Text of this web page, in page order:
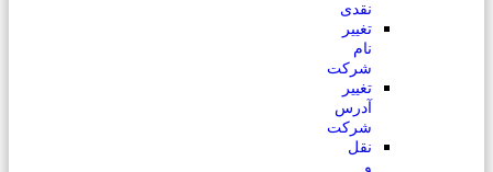
نقدی
تغییر
نام
شرکت
تغییر
آدرس
شرکت
نقل
و